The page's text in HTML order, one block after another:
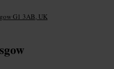
G1 3AB, UK